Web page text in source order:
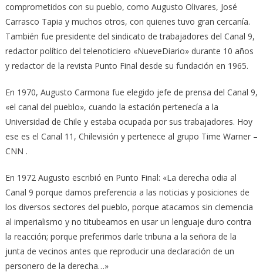
comprometidos con su pueblo, como Augusto Olivares, José
Carrasco Tapia y muchos otros, con quienes tuvo gran cercanía.
También fue presidente del sindicato de trabajadores del Canal 9,
redactor político del telenoticiero «NueveDiario» durante 10 años
y redactor de la revista Punto Final desde su fundación en 1965.
En 1970, Augusto Carmona fue elegido jefe de prensa del Canal 9,
«el canal del pueblo», cuando la estación pertenecía a la
Universidad de Chile y estaba ocupada por sus trabajadores. Hoy
ese es el Canal 11, Chilevisión y pertenece al grupo Time Warner –
CNN .
En 1972 Augusto escribió en Punto Final: «La derecha odia al
Canal 9 porque damos preferencia a las noticias y posiciones de
los diversos sectores del pueblo, porque atacamos sin clemencia
al imperialismo y no titubeamos en usar un lenguaje duro contra
la reacción; porque preferimos darle tribuna a la señora de la
junta de vecinos antes que reproducir una declaración de un
personero de la derecha…»